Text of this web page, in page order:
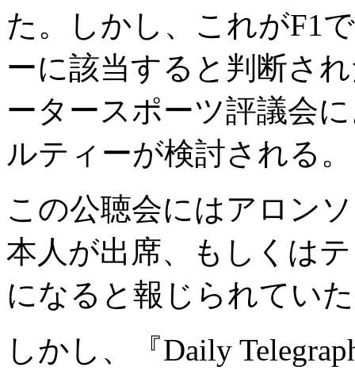
た。しかし、これがF1
ーに該当すると判断さ
ータースポーツ評議会
ルティーが検討される。
この公聴会にはアロン
本人が出席、もしくは
になると報じられてい
しかし、『Daily